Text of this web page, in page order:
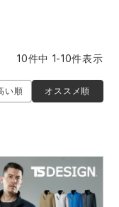
ク
クス
い順 オススメ順
10件中 1-10件表示